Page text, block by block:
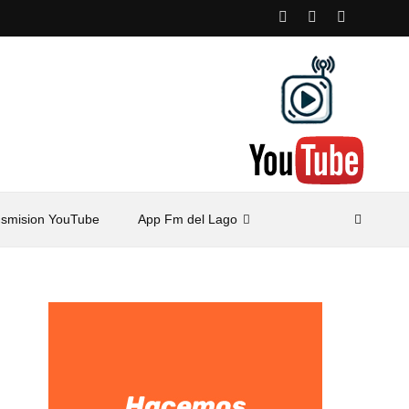
YouTube App Fm del Lago